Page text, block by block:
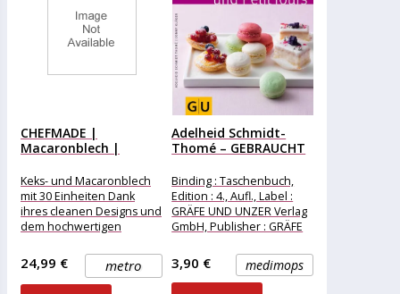
CHEFMADE |
Macaronblech |
Champagnergold...
Keks- und Macaronblech
mit 30 Einheiten Dank
ihres cleanen Designs und
dem hochwertigen
zaubert diese Backform in
Profi-Qualität
wohlgeformte
metro
24,99 €
Adelheid Schmidt-
Thomé – GEBRAUCHT
Binding : Taschenbuch,
Edition : 4., Aufl., Label :
GRÄFE UND UNZER Verlag
GmbH, Publisher : GRÄFE
medimops
3,90 €